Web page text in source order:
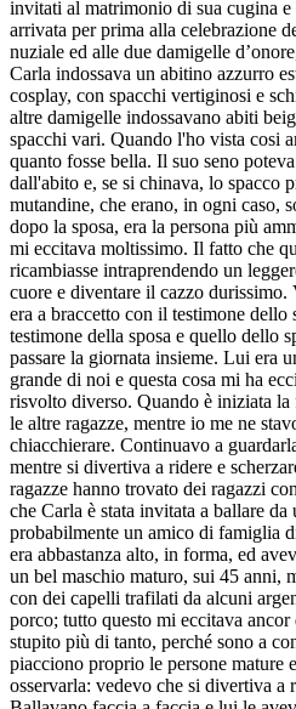
invitati al matrimonio di sua cugina e
arrivata per prima alla celebrazione
nuziale ed alle due damigelle
Carla indossava un abitino azzurro
cosplay, con spacchi vertiginosi e
altre damigelle indossavano abiti
spacchi vari. Quando l'ho vista cosi
quanto fosse bella. Il suo seno
dall'abito e, se si chinava, lo spacco
mutandine, che erano, in ogni caso,
dopo la sposa, era la persona più
mi eccitava moltissimo. Il fatto che
ricambiasse intraprendendo un
cuore e diventare il cazzo
era a braccetto con il testimone dello
testimone della sposa e quello dello
passare la giornata insieme. Lui era
grande di noi e questa cosa mi ha
risvolto diverso. Quando è iniziata
le altre ragazze, mentre io me ne
chiacchierare. Continuavo a
mentre si divertiva a ridere e
ragazze hanno trovato dei ragazzi
che Carla è stata invitata a ballare da
probabilmente un amico di famiglia
era abbastanza alto, in forma, ed
un bel maschio maturo, sui 45 anni,
con dei capelli trafilati da alcuni
porco; tutto questo mi eccitava
stupito più di tanto, perché sono a
piacciono proprio le persone mature
osservarla: vedevo che si divertiva a